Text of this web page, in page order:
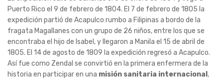
Puerto Rico el 9 de febrero de 1804. El 7 de febrero de 1805 la
expedición partió de Acapulco rumbo a Filipinas a bordo de la
fragata Magallanes con un grupo de 26 niños, entre los que se
encontraba el hijo de Isabel, y llegaron a Manila el 15 de abril de
1805. El 14 de agosto de 1809 la expedición regresó a Acapulco.
Así fue como Zendal se convirtió en la primera enfermera de la
historia en participar en una misión sanitaria internacional ,